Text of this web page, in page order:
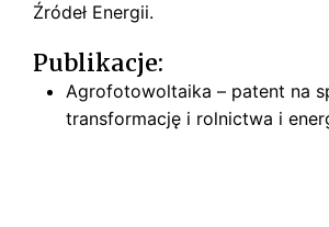
Źródeł Energii.
Publikacje:
Agrofotowoltaika – patent na
transformację i rolnictwa i